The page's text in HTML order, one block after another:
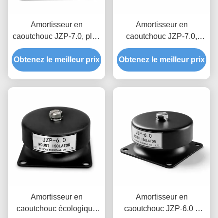
Amortisseur en
caoutchouc JZP-7.0, plus
de 1000000 cycles de
fatigue testés,
amortisseur de rénovation
Obtenez le meilleur prix
Amortisseur en
caoutchouc JZP-7.0,
ensemble à faible
Compression, élasticité
permanente, rapport
Obtenez le meilleur prix
Amortisseur en
caoutchouc écologique
Amortisseur en
caoutchouc JZP-6.0 à